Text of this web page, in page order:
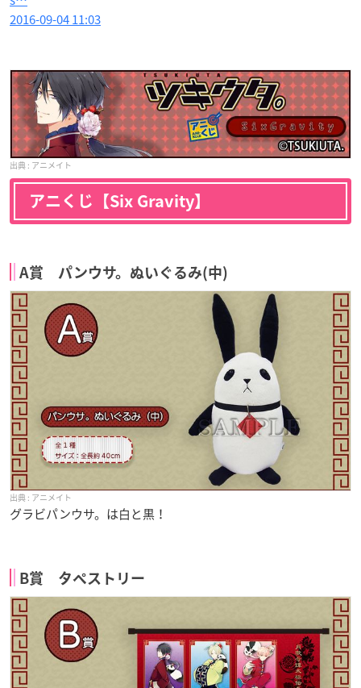
2016-09-04 11:03
アニメイト
アニくじ【Six Gravity】
A賞 パンウサ。ぬいぐるみ(中)
アニメイト
グラビパンウサ。は白と黒！
B賞 タペストリー